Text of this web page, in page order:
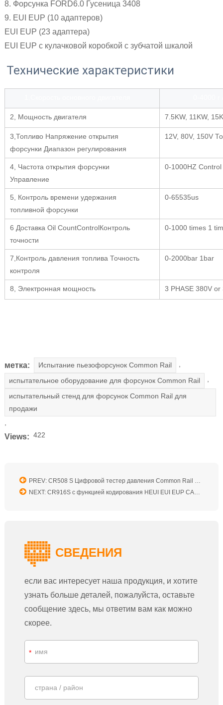
8. Форсунка FORD6.0 Гусеница 3408
9. EUI EUP (10 адаптеров)
EUI EUP (23 адаптера)
EUI EUP с кулачковой коробкой с зубчатой шкалой
Технические характеристики
2, Мощность двигателя 7.5KW, 11KW,
3,Топливо Напряжение открытия
форсунки Диапазон регулирования
12V, 80V, 150V
4, Частота открытия форсунки
Управление
0-1000HZ
5, Контроль времени удержания
топливной форсунки
0-65535us
6 Доставка Oil CountControlКонтроль
точности
0-1000 times 1
7,Контроль давления топлива Точность
контроля
0-2000bar 1bar
8, Электронная мощность 3 PHASE 380V or
метка: Испытание пьезофорсунок Common Rail
испытательное оборудование для форсунок Common Rail
испытательный стенд для форсунок Common Rail для
продажи
Views: 422
PREV: CR508 S Цифровой тестер давления Common Rail для диагностического инструмента двигателя насоса высокого давления
NEXT: CR916S с функцией кодирования HEUI EUI EUP CAMBOX Стенд для испытаний дизельного топливного насоса Common Rail
СВЕДЕНИЯ
если вас интересует наша продукция, и хотите
узнать больше деталей, пожалуйста, оставьте
сообщение здесь, мы ответим вам как можно
скорее.
*